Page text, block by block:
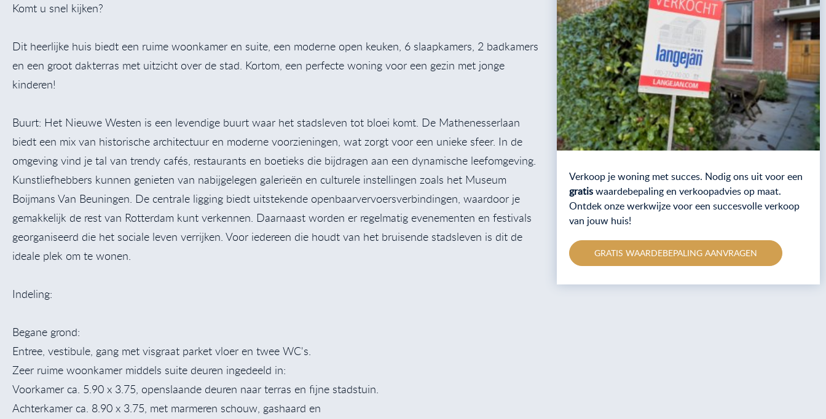
Komt u snel kijken?
Dit heerlijke huis biedt een ruime woonkamer en suite, een moderne open keuken, 6 slaapkamers, 2 badkamers
en een groot dakterras met uitzicht over de stad. Kortom, een perfecte woning voor een gezin met jonge
kinderen!
Buurt: Het Nieuwe Westen is een levendige buurt waar het stadsleven tot bloei komt. De Mathenesserlaan
biedt een mix van historische architectuur en moderne voorzieningen, wat zorgt voor een unieke sfeer. In de
omgeving vind je tal van trendy cafés, restaurants en boetieks die bijdragen aan een dynamische leefomgeving.
Kunstliefhebbers kunnen genieten van nabijgelegen galerieën en culturele instellingen zoals het Museum
Boijmans Van Beuningen. De centrale ligging biedt uitstekende openbaarvervoersverbindingen, waardoor je
gemakkelijk de rest van Rotterdam kunt verkennen. Daarnaast worden er regelmatig evenementen en festivals
georganiseerd die het sociale leven verrijken. Voor iedereen die houdt van het bruisende stadsleven is dit de
ideale plek om te wonen.
Indeling:
Begane grond:
Entree, vestibule, gang met visgraat parket vloer en twee WC's.
Zeer ruime woonkamer middels suite deuren ingedeeld in:
Voorkamer ca. 5.90 x 3.75, openslaande deuren naar terras en fijne stadstuin.
Achterkamer ca. 8.90 x 3.75, met marmeren schouw, gashaard en
Verkoop je woning met succes. Nodig ons uit voor een
gratiswaardebepaling en verkoopadvies op maat.
Ontdek onze werkwijze voor een succesvolle verkoop
van jouw huis!
GRATIS WAARDEBEPALING AANVRAGEN